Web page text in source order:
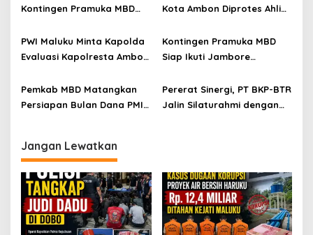
Selisih Barang Bukti
Kontingen Pramuka MBD
Disambut Hangat Wakil
Wali Kota
Kota Ambon Diprotes Ahli
Barbara Alfons: Itu Palsu?
PWI Maluku Minta Kapolda
Evaluasi Kapolresta Ambon
Heluth, Said Sotta: Bila
Perlu Copot Kasatreskrim
Kontingen Pramuka MBD
Siap Ikuti Jambore
Peserta dari Lima
Kecamatan
Pemkab MBD Matangkan
Persiapan Bulan Dana PMI
Luas
Pererat Sinergi, PT BKP-BTR
Jalin Silaturahmi dengan
Jangan Lewatkan